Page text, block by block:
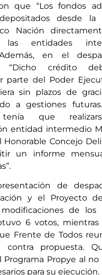
que “Los fondos
desde la
Nación
entidades
Además, en el
“Dicho crédito
parte del Poder
sin plazos de
a gestiones
que
entidad intermedio
Concejo
un informe
de
y el Proyecto
de los
6 votos,
Frente de Todos
propuesta.
Programa Propye al
para su ejecución.